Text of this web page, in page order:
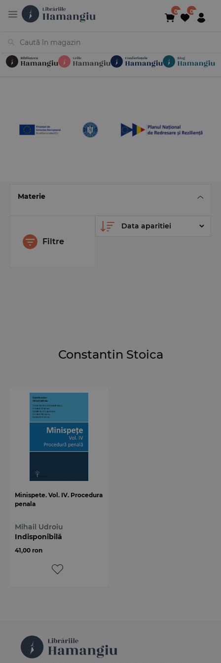
Materie
Filtre
Constantin Stoica
Minispete. Vol. IV. Procedura
penala
Mihail Udroiu
Indisponibilă
41,00 ron